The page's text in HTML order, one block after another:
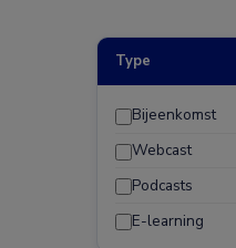
Type
Bijeenkomst
Webcast
Podcasts
E-learning